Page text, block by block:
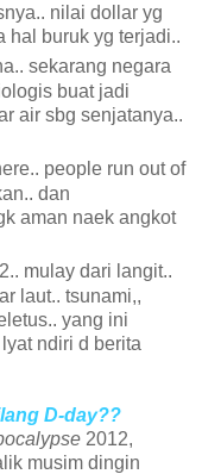
nilai dollar yg
hal buruk yg terjadi..
sekarang negara
buat jadi
air sbg senjatanya..
people run out of
dan
aman naek angkot
mulay dari langit..
laut.. tsunami,,
yang ini
ndiri d berita
D-day??
2012,
musim dingin